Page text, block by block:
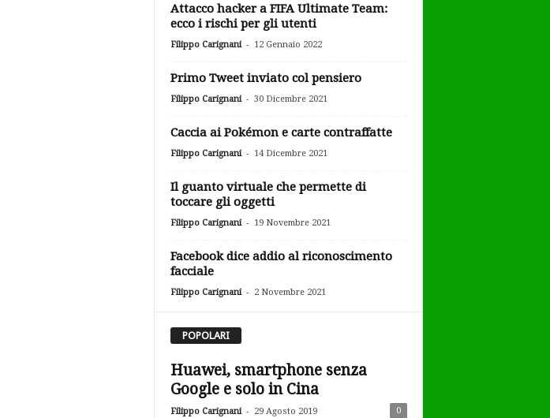
Attacco hacker a FIFA Ultimate Team:
ecco i rischi per gli utenti
Filippo Carignani - 12 Gennaio 2022
Primo Tweet inviato col pensiero
Filippo Carignani - 30 Dicembre 2021
Caccia ai Pokémon e carte contraffatte
Filippo Carignani - 14 Dicembre 2021
Il guanto virtuale che permette di
toccare gli oggetti
Filippo Carignani - 19 Novembre 2021
Facebook dice addio al riconoscimento
facciale
Filippo Carignani - 2 Novembre 2021
POPOLARI
Huawei, smartphone senza
Google e solo in Cina
Filippo Carignani - 29 Agosto 2019 0